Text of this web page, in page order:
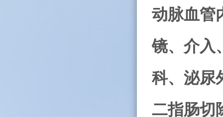
动脉血管
镜、介入
科、泌尿
二指肠切